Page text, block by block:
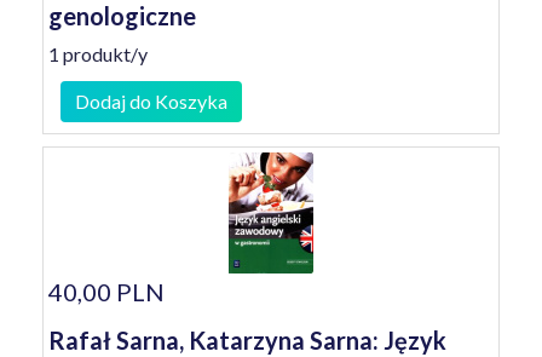
genologiczne
1 produkt/y
Dodaj do Koszyka
40,00 PLN
Rafał Sarna, Katarzyna Sarna: Język